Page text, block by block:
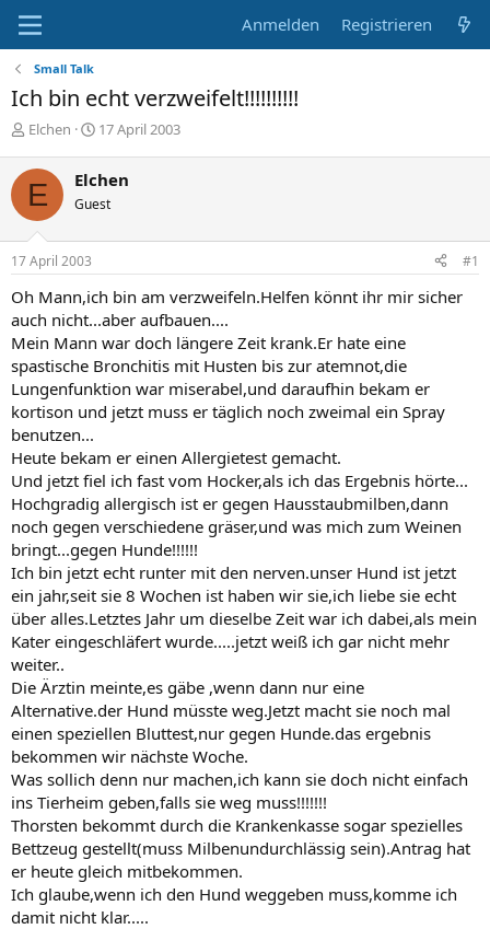
Anmelden Registrieren
Small Talk
Ich bin echt verzweifelt!!!!!!!!!!
E
s
t
e
l
l
e
Elchen
E
t
e
l
m
17 April 2003
E Elchen
Guest
17 April 2003 #1
Oh Mann,ich bin am verzweifeln.Helfen könnt ihr mir sicher
auch nicht...aber aufbauen....
Mein Mann war doch längere Zeit krank.Er hate eine
spastische Bronchitis mit Husten bis zur atemnot,die
Lungenfunktion war miserabel,und daraufhin bekam er
kortison und jetzt muss er täglich noch zweimal ein Spray
benutzen...
Heute bekam er einen Allergietest gemacht.
Und jetzt fiel ich fast vom Hocker,als ich das Ergebnis hörte...
Hochgradig allergisch ist er gegen Hausstaubmilben,dann
noch gegen verschiedene gräser,und was mich zum Weinen
bringt...gegen Hunde!!!!!!
Ich bin jetzt echt runter mit den nerven.unser Hund ist jetzt
ein jahr,seit sie 8 Wochen ist haben wir sie,ich liebe sie echt
über alles.Letztes Jahr um dieselbe Zeit war ich dabei,als mein
Kater eingeschläfert wurde.....jetzt weiß ich gar nicht mehr
weiter..
Die Ärztin meinte,es gäbe ,wenn dann nur eine
Alternative.der Hund müsste weg.Jetzt macht sie noch mal
einen speziellen Bluttest,nur gegen Hunde.das ergebnis
bekommen wir nächste Woche.
Was sollich denn nur machen,ich kann sie doch nicht einfach
ins Tierheim geben,falls sie weg muss!!!!!!!
Thorsten bekommt durch die Krankenkasse sogar spezielles
Bettzeug gestellt(muss Milbenundurchlässig sein).Antrag hat
er heute gleich mitbekommen.
Ich glaube,wenn ich den Hund weggeben muss,komme ich
damit nicht klar.....